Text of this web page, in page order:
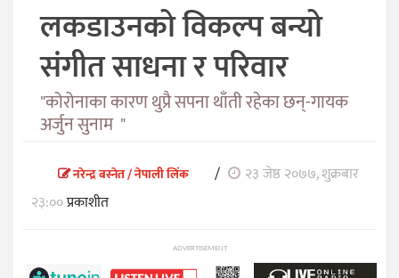
लकडाउनको विकल्प बन्यो
संगीत साधना र परिवार
"कोरोनाका कारण थुप्रै सपना थाँती रहेका छन्-गायक
अर्जुन सुनाम "
नरेन्द्र बस्नेत / नेपाली लिंक /
२३ जेष्ठ २०७७, शुक्रबार
२३:००प्रकाशीत
ADVERTISEMENT